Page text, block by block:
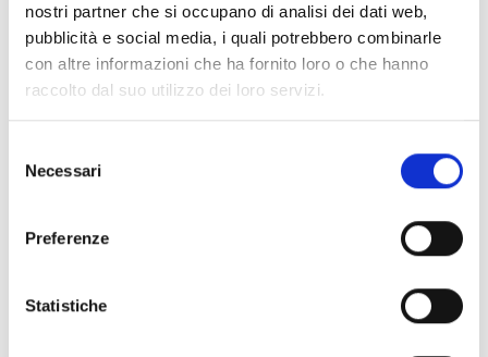
nostri partner che si occupano di analisi dei dati web,
pubblicità e social media, i quali potrebbero combinarle
con altre informazioni che ha fornito loro o che hanno
raccolto dal suo utilizzo dei loro servizi.
delNecessari
Preferenze
Statistiche